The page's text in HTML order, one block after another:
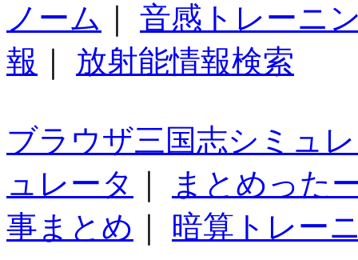
ノーム
音感トレーニ
報
放射能情報検索
ブラウザ三国志シミュ
ュレータ
まとめった
事まとめ
暗算トレー